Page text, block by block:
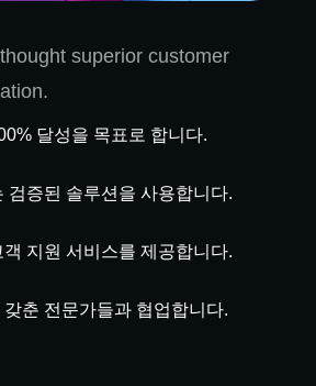
superior customer
달성을 목표로 합니다.
검증된 솔루션을 사용합니다.
지원 서비스를 제공합니다.
춘 전문가들과 협업합니다.